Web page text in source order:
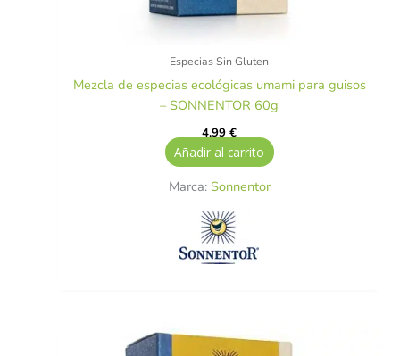
Especias Sin Gluten
Mezcla de especias ecológicas umami para guisos
– SONNENTOR 60g
4,99€
Añadir al carrito
Marca: Sonnentor